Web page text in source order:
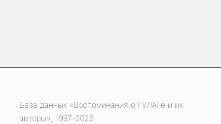
База данных «Воспоминания о ГУЛАГе и их
авторы», 1997-2026